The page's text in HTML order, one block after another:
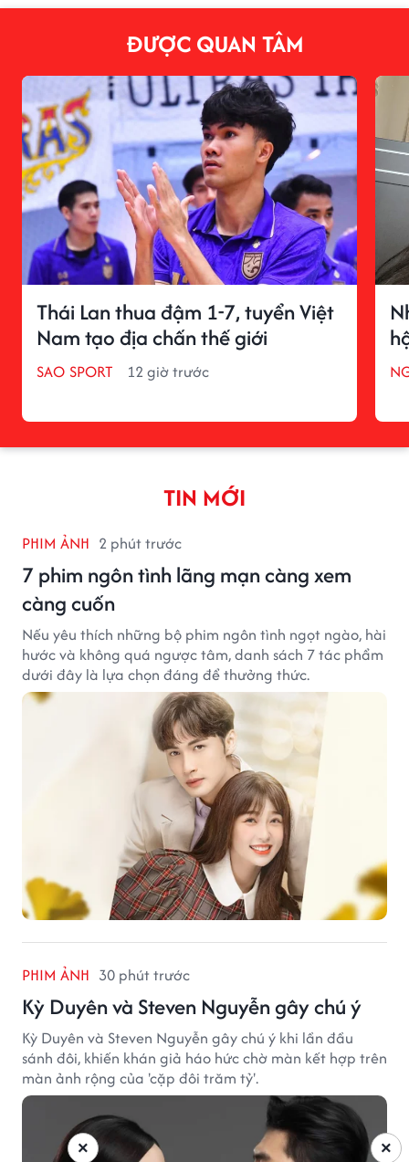
ĐƯỢC QUAN TÂM
Thái Lan thua đậm 1-7, tuyển Việt
Nam tạo địa chấn thế giới
SAO SPORT 12 giờ trước
TIN MỚI
PHIM ẢNH 2 phút trước
7 phim ngôn tình lãng mạn càng xem
càng cuốn
Nếu yêu thích những bộ phim ngôn tình ngọt ngào, hài
hước và không quá ngược tâm, danh sách 7 tác phẩm
dưới đây là lựa chọn đáng để thưởng thức.
PHIM ẢNH 30 phút trước
Kỳ Duyên và Steven Nguyễn gây chú ý
Kỳ Duyên và Steven Nguyễn gây chú ý khi lần đầu
sánh đôi, khiến khán giả háo hức chờ màn kết hợp trên
màn ảnh rộng của 'cặp đôi trăm tỷ'.
×
×